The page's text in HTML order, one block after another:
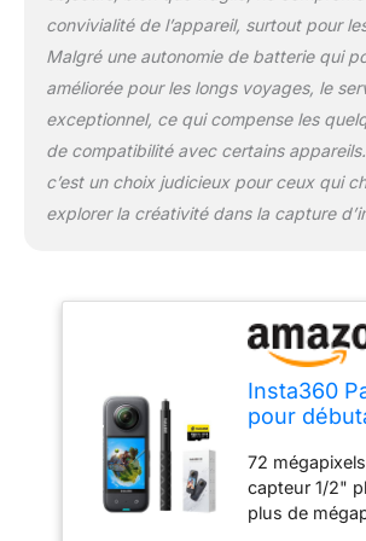
n'ont jamais
fantastiques.
Stabilisation
verrouillage
à 360° : la
FlowState et
algorithmes
des vidéos
à la troisième
ne gâchez
avec une
laide !
fait disparaître
complètement
à selfie
photos
type drone et
perspectives à
convivialité de l’appareil, surtout pour
Malgré une autonomie de batterie qui
améliorée pour les longs voyages, le
exceptionnel, ce qui compense les
de compatibilité avec certains
c’est un choix judicieux pour ceux qui
explorer la créativité dans la capture
Insta360
pour
étanche à
avec
5,7K 360°,
72
capteur 1/2"
plus de